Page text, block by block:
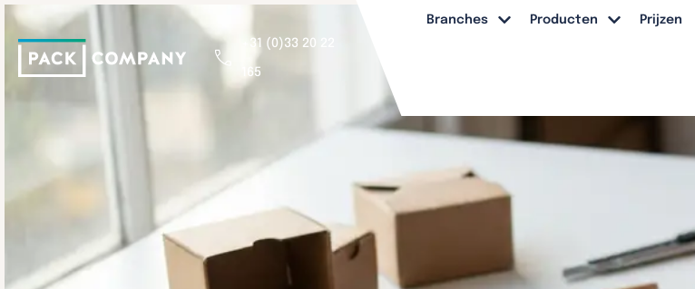
+31 (0)33 20 22
165
Branches Producten Prijzen